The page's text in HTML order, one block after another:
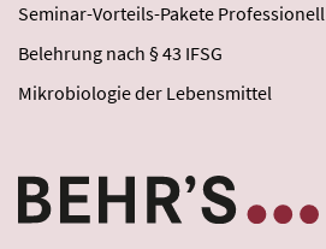
Seminar-Vorteils-Pakete Professionell
Belehrung nach § 43 IFSG
Mikrobiologie der Lebensmittel